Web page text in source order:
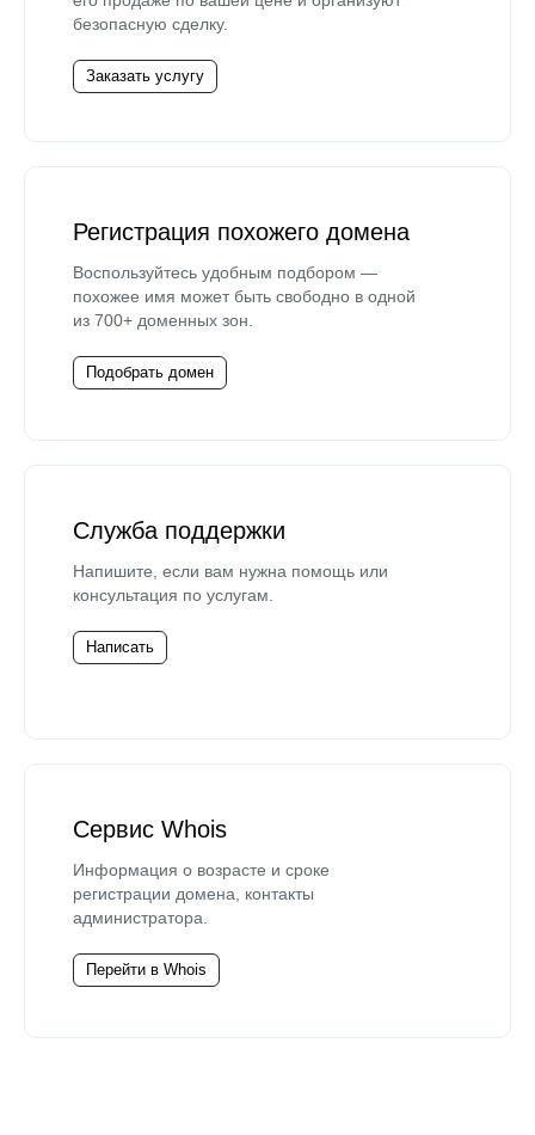
безопасную сделку.
Заказать услугу
Регистрация похожего домена
Воспользуйтесь удобным подбором —
похожее имя может быть свободно в одной
из 700+ доменных зон.
Подобрать домен
Служба поддержки
Напишите, если вам нужна помощь или
консультация по услугам.
Написать
Сервис Whois
Информация о возрасте и сроке
регистрации домена, контакты
администратора.
Перейти в Whois